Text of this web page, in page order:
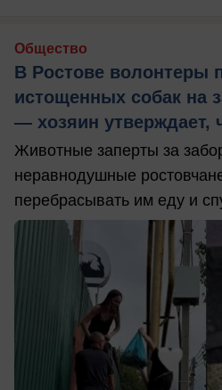
Общество
В Ростове волонтеры
истощенных собак на
— хозяин утверждает,
Животные заперты за
неравнодушные
перебрасывать им еду и